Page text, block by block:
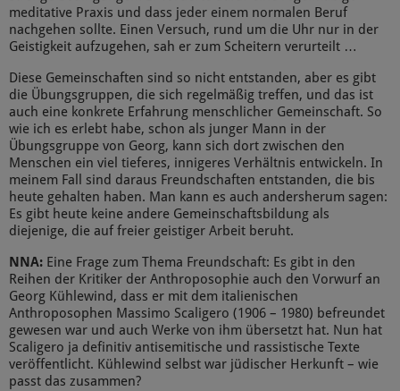
meditative Praxis und dass jeder einem normalen Beruf
nachgehen sollte. Einen Versuch, rund um die Uhr nur in der
Geistigkeit aufzugehen, sah er zum Scheitern verurteilt …
Diese Gemeinschaften sind so nicht entstanden, aber es gibt
die Übungsgruppen, die sich regelmäßig treffen, und das ist
auch eine konkrete Erfahrung menschlicher Gemeinschaft. So
wie ich es erlebt habe, schon als junger Mann in der
Übungsgruppe von Georg, kann sich dort zwischen den
Menschen ein viel tieferes, innigeres Verhältnis entwickeln. In
meinem Fall sind daraus Freundschaften entstanden, die bis
heute gehalten haben. Man kann es auch andersherum sagen:
Es gibt heute keine andere Gemeinschaftsbildung als
diejenige, die auf freier geistiger Arbeit beruht.
NNA: Eine Frage zum Thema Freundschaft: Es gibt in den
Reihen der Kritiker der Anthroposophie auch den Vorwurf an
Georg Kühlewind, dass er mit dem italienischen
Anthroposophen Massimo Scaligero (1906 – 1980) befreundet
gewesen war und auch Werke von ihm übersetzt hat. Nun hat
Scaligero ja definitiv antisemitische und rassistische Texte
veröffentlicht. Kühlewind selbst war jüdischer Herkunft – wie
passt das zusammen?